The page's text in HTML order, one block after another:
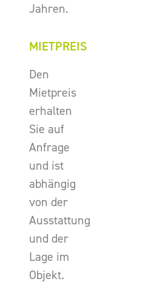
Jahren.
MIETPREIS
Den
Mietpreis
erhalten
Sie auf
Anfrage
und ist
abhängig
von der
Ausstattung
und der
Lage im
Objekt.